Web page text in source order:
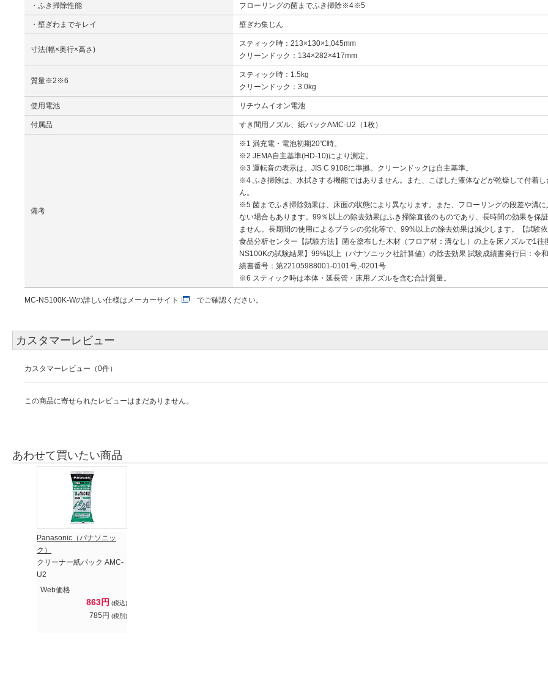
・ふき掃除性能 フローリングの菌までふき掃除※4※5
・壁ぎわまでキレイ 壁ぎわ集じん
寸法(幅×奥行×高さ)
スティック時：213×130×1,045mm
クリーンドック：134×282×417mm
質量※2※6
スティック時：1.5kg
クリーンドック：3.0kg
使用電池 リチウムイオン電池
付属品 すき間用ノズル、紙パックAMC-U2（1枚）
備考
※1 満充電・電池初期20℃時。
※2 JEMA自主基準(HD-10)により測定。
※3 運転音の表示は、JIS C 9108に準拠。クリーンドックは自主基準。
※4 ふき掃除は、水拭きする機能ではありません。また、こぼした液体などが乾燥して付着
ん。
※5 菌までふき掃除効果は、床面の状態により異なります。また、フローリングの段差や溝
ない場合もあります。99％以上の除去効果はふき掃除直後のものであり、長時間の効果を保
ません。長期間の使用によるブラシの劣化等で、99%以上の除去効果は減少します。【試験
食品分析センター【試験方法】菌を塗布した木材（フロア材：溝なし）の上を床ノズルで1往
NS100Kの試験結果】99%以上（パナソニック社計算値）の除去効果 試験成績書発行日：令
績書番号：第22105988001-0101号,-0201号
※6 スティック時は本体・延長管・床用ノズルを含む合計質量。
MC-NS100K-Wの詳しい仕様は メーカーサイト でご確認ください。
カスタマーレビュー
カスタマーレビュー（0件）
この商品に寄せられたレビューはまだありません。
あわせて買いたい商品
Panasonic（パナソニッ
ク）
クリーナー紙パック AMC-
U2
Web価格
863円 (税込)
785円 (税別)